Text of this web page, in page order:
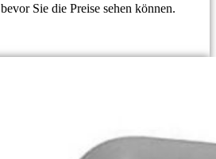
bevor Sie die Preise sehen können.